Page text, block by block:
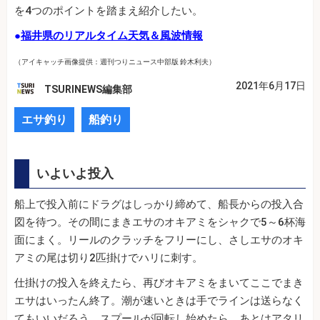
を4つのポイントを踏まえ紹介したい。
●福井県のリアルタイム天気＆風波情報
（アイキャッチ画像提供：週刊つりニュース中部版 鈴木利夫）
TSURINEWS編集部 2021年6月17日
エサ釣り 船釣り
いよいよ投入
船上で投入前にドラグはしっかり締めて、船長からの投入合
図を待つ。その間にまきエサのオキアミをシャクで5～6杯海
面にまく。リールのクラッチをフリーにし、さしエサのオキ
アミの尾は切り2匹掛けでハリに刺す。
仕掛けの投入を終えたら、再びオキアミをまいてここでまき
エサはいったん終了。潮が速いときは手でラインは送らなく